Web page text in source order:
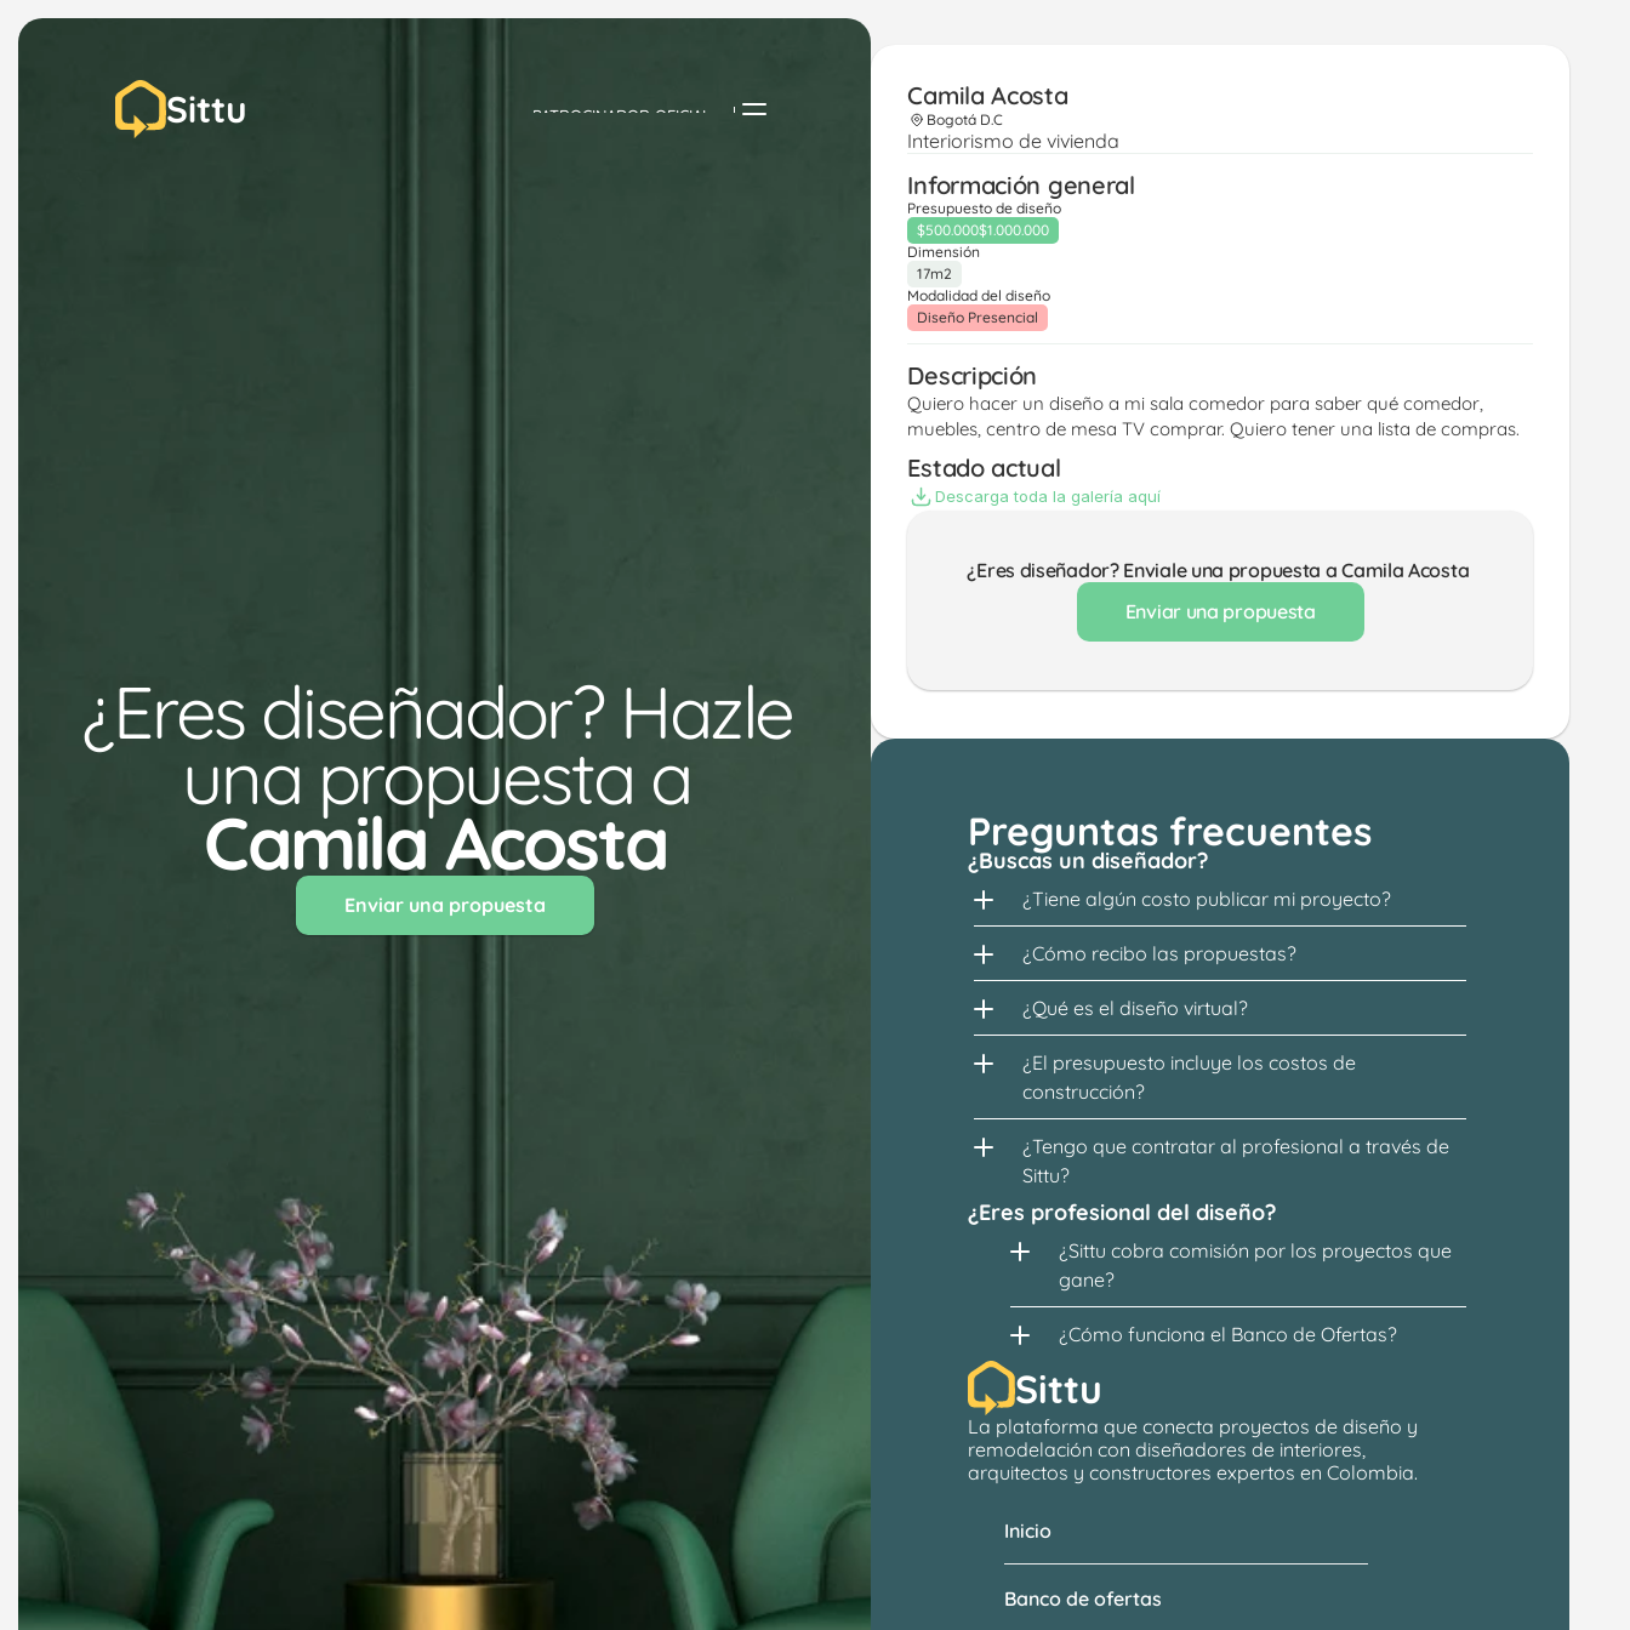
Sittu PATROCINADOR OFICIAL
¿Eres diseñador? Hazle
una propuesta a
Camila Acosta
Enviar una propuesta
Camila Acosta
Bogotá D.C
Interiorismo de vivienda
Información general
Presupuesto de diseño
$500.000$1.000.000
Dimensión
17m2
Modalidad del diseño
Diseño Presencial
Descripción
Quiero hacer un diseño a mi sala comedor para saber qué comedor,
muebles, centro de mesa TV comprar. Quiero tener una lista de compras.
Estado actual
Descarga toda la galería aquí
¿Eres diseñador? Enviale una propuesta a Camila Acosta
Enviar una propuesta
Preguntas frecuentes
¿Buscas un diseñador?
¿Tiene algún costo publicar mi proyecto?
¿Cómo recibo las propuestas?
¿Qué es el diseño virtual?
¿El presupuesto incluye los costos de
construcción?
¿Tengo que contratar al profesional a través de
Sittu?
¿Eres profesional del diseño?
¿Sittu cobra comisión por los proyectos que
gane?
¿Cómo funciona el Banco de Ofertas?
Sittu
La plataforma que conecta proyectos de diseño y
remodelación con diseñadores de interiores,
arquitectos y constructores expertos en Colombia.
Banco de ofertas
Inicio